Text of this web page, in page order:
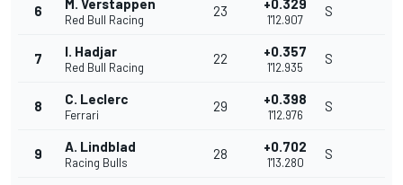
6 M. Verstappen
Red Bull Racing
23 +0.329
1'12.907
S
7 I. Hadjar
Red Bull Racing
22 +0.357
1'12.935
S
8 C. Leclerc
Ferrari
29 +0.398
1'12.976
S
9 A. Lindblad
Racing Bulls
28 +0.702
1'13.280
S